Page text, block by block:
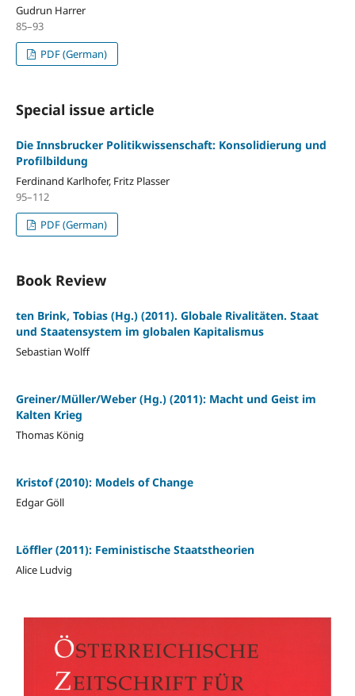
Gudrun Harrer
85–93
PDF (German)
Special issue article
Die Innsbrucker Politikwissenschaft: Konsolidierung und
Profilbildung
Ferdinand Karlhofer, Fritz Plasser
95–112
PDF (German)
Book Review
ten Brink, Tobias (Hg.) (2011). Globale Rivalitäten. Staat
und Staatensystem im globalen Kapitalismus
Sebastian Wolff
Greiner/Müller/Weber (Hg.) (2011): Macht und Geist im
Kalten Krieg
Thomas König
Kristof (2010): Models of Change
Edgar Göll
Löffler (2011): Feministische Staatstheorien
Alice Ludvig